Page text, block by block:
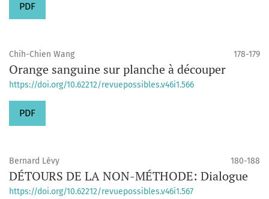
PDF
Chih-Chien Wang 178-179
Orange sanguine sur planche à découper
https://doi.org/10.62212/revuepossibles.v46i1.566
PDF
Bernard Lévy 180-188
DÉTOURS DE LA NON-MÉTHODE: Dialogue
https://doi.org/10.62212/revuepossibles.v46i1.567